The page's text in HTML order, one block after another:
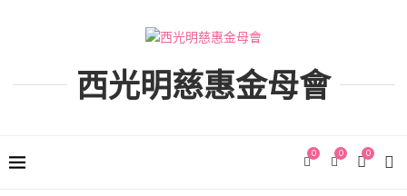
西光明慈惠金母會
0
0
0